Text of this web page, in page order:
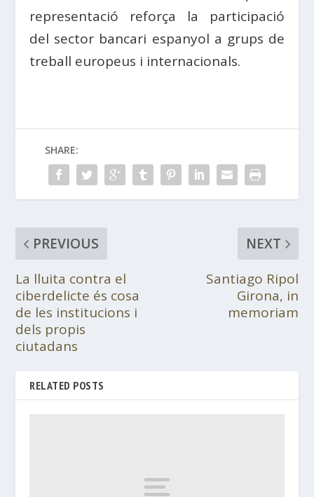
representació reforça la participació
del sector bancari espanyol a grups de
treball europeus i internacionals.
SHARE:
PREVIOUS
La lluita contra el
ciberdelicte és cosa
de les institucions i
dels propis
ciutadans
NEXT
Santiago Ripol
Girona, in
memoriam
RELATED POSTS